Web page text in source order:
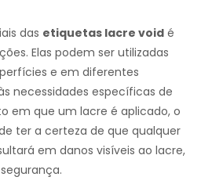
das etiquetas lacre void é
Elas podem ser utilizadas
e em diferentes
necessidades específicas de
em que um lacre é aplicado, o
ter a certeza de que qualquer
em danos visíveis ao lacre,